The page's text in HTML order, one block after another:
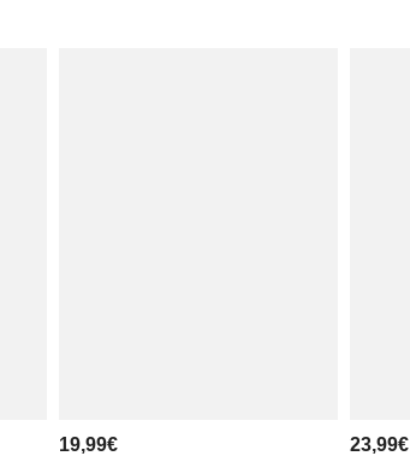
19,99€ 23,99€